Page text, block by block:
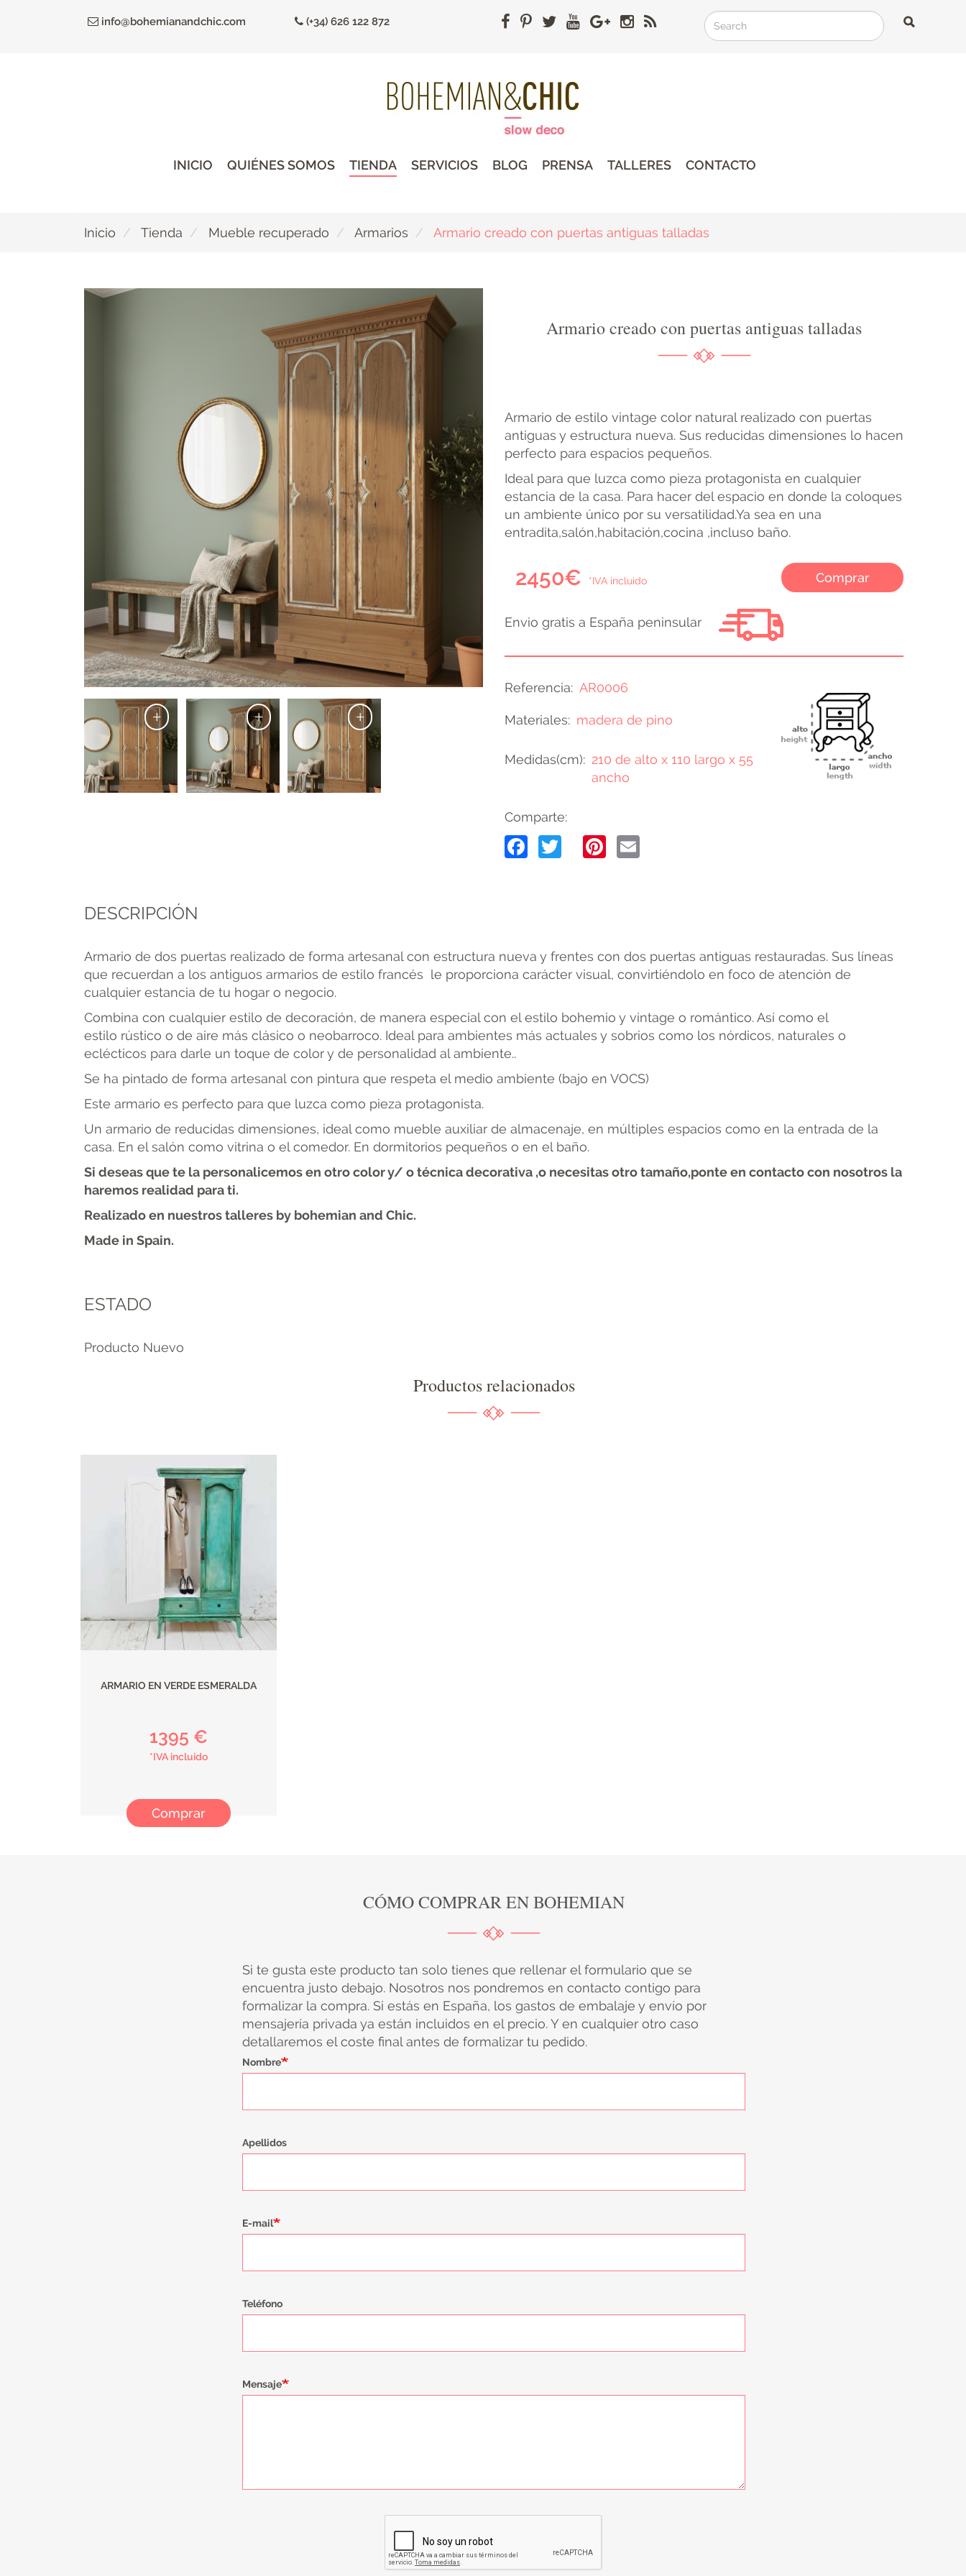
info@bohemianandchic.com (+34) 626 122 872
Search
Search
Search
INICIO QUIÉNES SOMOS TIENDA SERVICIOS BLOG PRENSA TALLERES CONTACTO
Inicio Tienda Mueble recuperado Armarios Armario creado con puertas antiguas talladas
+ + +
Armario creado con puertas antiguas talladas
Armario de estilo vintage color natural realizado con puertas
antiguas y estructura nueva. Sus reducidas dimensiones lo hacen
perfecto para espacios pequeños.
Ideal para que luzca como pieza protagonista en cualquier
estancia de la casa. Para hacer del espacio en donde la coloques
un ambiente único por su versatilidad.Ya sea en una
entradita,salón,habitación,cocina ,incluso baño.
2450€ *IVA incluido Comprar
Envio gratis a España peninsular
Referencia AR0006
Materiales madera de pino
Medidas(cm)
210 de alto x 110 largo x 55
ancho
Comparte:
Facebook
TwitterPinterest
DESCRIPCIÓN
Armario de dos puertas realizado de forma artesanal con estructura nueva y frentes con dos puertas antiguas restauradas. Sus líneas
que recuerdan a los antiguos armarios de estilo francés le proporciona carácter visual, convirtiéndolo en foco de atención de
cualquier estancia de tu hogar o negocio.
Combina con cualquier estilo de decoración, de manera especial con el estilo bohemio y vintage o romántico. Así como el
estilo rústico o de aire más clásico o neobarroco. Ideal para ambientes más actuales y sobrios como los nórdicos, naturales o
eclécticos para darle un toque de color y de personalidad al ambiente..
Se ha pintado de forma artesanal con pintura que respeta el medio ambiente (bajo en VOCS)
Este armario es perfecto para que luzca como pieza protagonista.
Un armario de reducidas dimensiones, ideal como mueble auxiliar de almacenaje, en múltiples espacios como en la entrada de la
casa. En el salón como vitrina o el comedor. En dormitorios pequeños o en el baño.
Si deseas que te la personalicemos en otro color y/ o técnica decorativa ,o necesitas otro tamaño,ponte en contacto con nosotros la
haremos realidad para ti.
Realizado en nuestros talleres by bohemian and Chic.
Made in Spain.
ESTADO
Producto Nuevo
Productos relacionados
ARMARIO EN VERDE ESMERALDA
1395 €
*IVA incluido
Comprar
CÓMO COMPRAR EN BOHEMIAN
Si te gusta este producto tan solo tienes que rellenar el formulario que se
encuentra justo debajo. Nosotros nos pondremos en contacto contigo para
formalizar la compra. Si estás en España, los gastos de embalaje y envío por
mensajería privada ya están incluidos en el precio. Y en cualquier otro caso
detallaremos el coste final antes de formalizar tu pedido.
Nombre
Apellidos
E-mail
Teléfono
Mensaje